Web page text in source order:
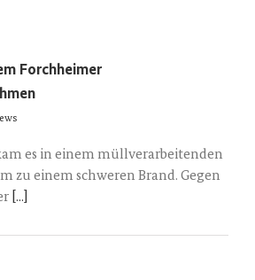
Forchheimer
es in einem müllverarbeitenden
zu einem schweren Brand. Gegen
[...]